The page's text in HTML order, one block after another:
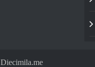
Diecimila.me